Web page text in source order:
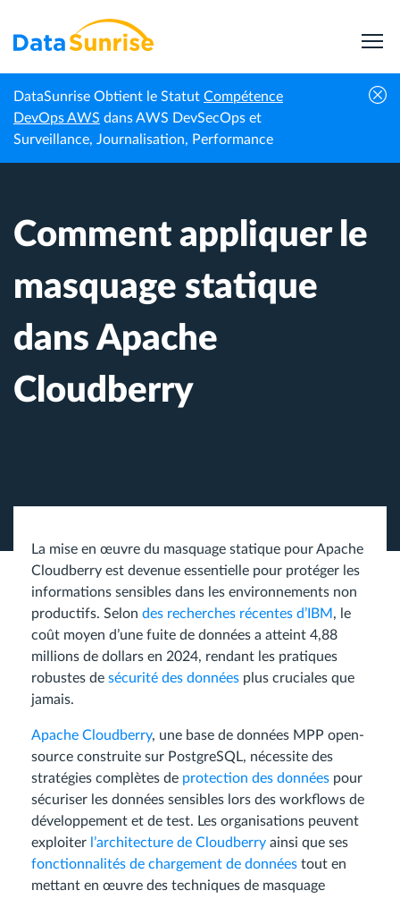
DataSunrise Obtient le Statut Compétence
DevOps AWS dans AWS DevSecOps et
Surveillance, Journalisation, Performance
Accueil
Centre de
connaissances
Comment appliquer le masquage statique
dans Apache Cloudberry
Comment appliquer le
masquage statique
dans Apache
Cloudberry
La mise en œuvre du masquage statique pour Apache
Cloudberry est devenue essentielle pour protéger les
informations sensibles dans les environnements non
productifs. Selon des recherches récentes d’IBM , le
coût moyen d’une fuite de données a atteint 4,88
millions de dollars en 2024, rendant les pratiques
robustes de sécurité des données plus cruciales que
jamais.
Apache Cloudberry, une base de données MPP open-
source construite sur PostgreSQL, nécessite des
stratégies complètes de protection des données pour
sécuriser les données sensibles lors des workflows de
développement et de test. Les organisations peuvent
exploiter l’architecture de Cloudberry ainsi que ses
fonctionnalités de chargement de données tout en
mettant en œuvre des techniques de masquage